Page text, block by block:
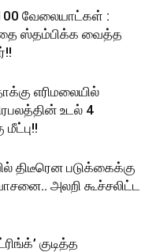
வேலையாட்கள் :
ஸ்தம்பிக்க வைத்த
எரிமலையில்
உடல் 4
மீட்பு!!
திடீரென படுக்கைக்கு
அலறி கூச்சலிட்ட
குடித்த